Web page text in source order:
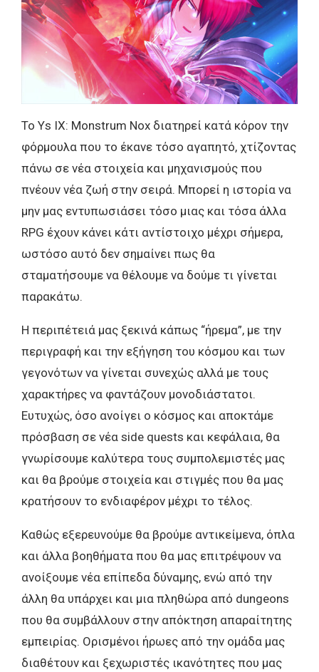
Το Ys IX: Monstrum Nox διατηρεί κατά κόρον την
φόρμουλα που το έκανε τόσο αγαπητό, χτίζοντας
πάνω σε νέα στοιχεία και μηχανισμούς που
πνέουν νέα ζωή στην σειρά. Μπορεί η ιστορία να
μην μας εντυπωσιάσει τόσο μιας και τόσα άλλα
RPG έχουν κάνει κάτι αντίστοιχο μέχρι σήμερα,
ωστόσο αυτό δεν σημαίνει πως θα
σταματήσουμε να θέλουμε να δούμε τι γίνεται
παρακάτω.
Η περιπέτειά μας ξεκινά κάπως “ήρεμα”, με την
περιγραφή και την εξήγηση του κόσμου και των
γεγονότων να γίνεται συνεχώς αλλά με τους
χαρακτήρες να φαντάζουν μονοδιάστατοι.
Ευτυχώς, όσο ανοίγει ο κόσμος και αποκτάμε
πρόσβαση σε νέα side quests και κεφάλαια, θα
γνωρίσουμε καλύτερα τους συμπολεμιστές μας
και θα βρούμε στοιχεία και στιγμές που θα μας
κρατήσουν το ενδιαφέρον μέχρι το τέλος.
Καθώς εξερευνούμε θα βρούμε αντικείμενα, όπλα
και άλλα βοηθήματα που θα μας επιτρέψουν να
ανοίξουμε νέα επίπεδα δύναμης, ενώ από την
άλλη θα υπάρχει και μια πληθώρα από dungeons
που θα συμβάλλουν στην απόκτηση απαραίτητης
εμπειρίας. Ορισμένοι ήρωες από την ομάδα μας
διαθέτουν και ξεχωριστές ικανότητες που μας